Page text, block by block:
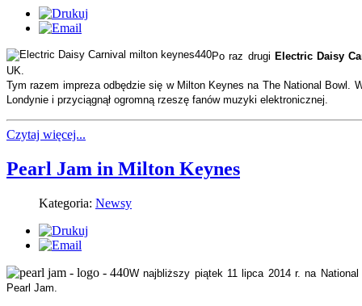
Po raz drugi Electric Daisy
UK.
Tym razem impreza odbędzie się w Milton Keynes na The National Bowl.
Londynie i przyciągnął ogromną rzeszę fanów muzyki elektronicznej.
Czytaj więcej...
Pearl Jam in Milton Keynes
Kategoria: Newsy
W najbliższy piątek 11 lipca 2014 r. na
Pearl Jam.